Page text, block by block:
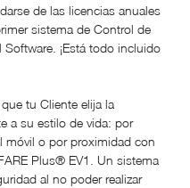
de las licencias anuales
sistema de Control de
¡Está todo incluido
tu Cliente elija la
a su estilo de vida: por
móvil o por proximidad con
Plus® EV1. Un sistema
al no poder realizar